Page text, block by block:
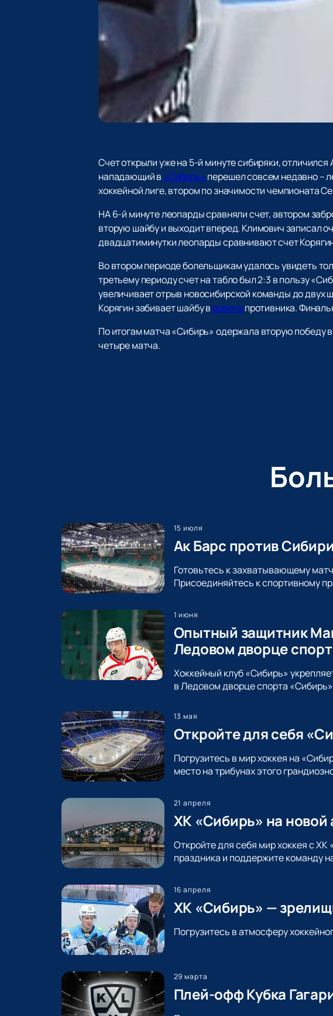
Счет открыли уже на 5-й минуте сибиряки,
нападающий в «Сибирь» перешел совсем недавно –
хоккейной лиге, втором по значимости чемпионата
НА 6-й минуте леопарды сравняли счет, автором
вторую шайбу и выходит вперед. Климович записал
двадцатиминутки леопарды сравнивают счет
Во втором периоде болельщикам удалось увидеть
третьему периоду счет на табло был 2:3 в пользу
увеличивает отрыв новосибирской команды до двух
Корягин забивает шайбу в ворота противника.
По итогам матча «Сибирь» одержала вторую победу
четыре матча.
15 июля
Ак Барс против
Готовьтесь к захватывающему
Присоединяйтесь к спортивному
1 июня
Опытный защитник
Ледовом дворце
Хоккейный клуб «Сибирь»
в Ледовом дворце спорта
13 мая
Откройте для себя
Погрузитесь в мир хоккея на
место на трибунах этого
21 апреля
ХК «Сибирь» на новой
Откройте для себя мир хоккея с
праздника и поддержите команду
16 апреля
ХК «Сибирь» —
Погрузитесь в атмосферу
29 марта
Плей-офф Кубка